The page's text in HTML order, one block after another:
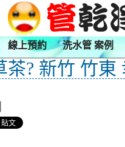
線上預約 洗水管 案例
茶? 新竹 竹東